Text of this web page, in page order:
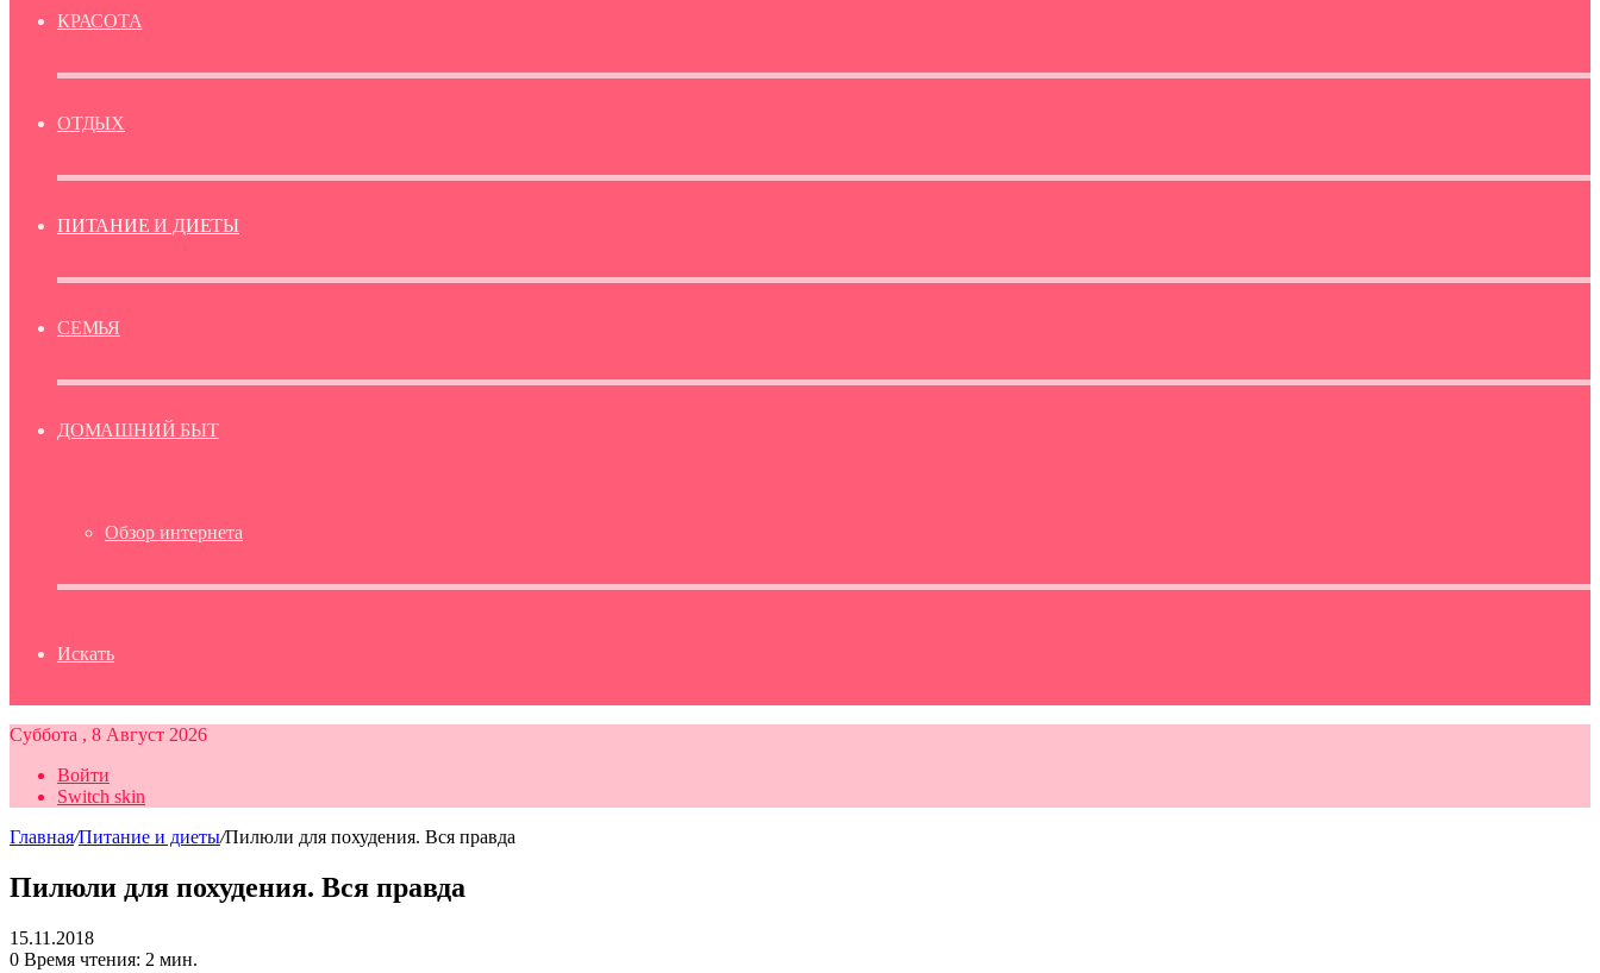
КРАСОТА
ОТДЫХ
ПИТАНИЕ И ДИЕТЫ
СЕМЬЯ
ДОМАШНИЙ БЫТ
Обзор интернета
Искать
Суббота , 8 Август 2026
Войти
Switch skin
Главная/Питание и диеты/Пилюли для похудения. Вся правда
Пилюли для похудения. Вся правда
15.11.2018
0 Время чтения: 2 мин.